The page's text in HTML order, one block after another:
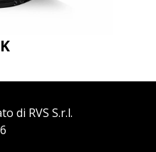
di RVS S.r.l.